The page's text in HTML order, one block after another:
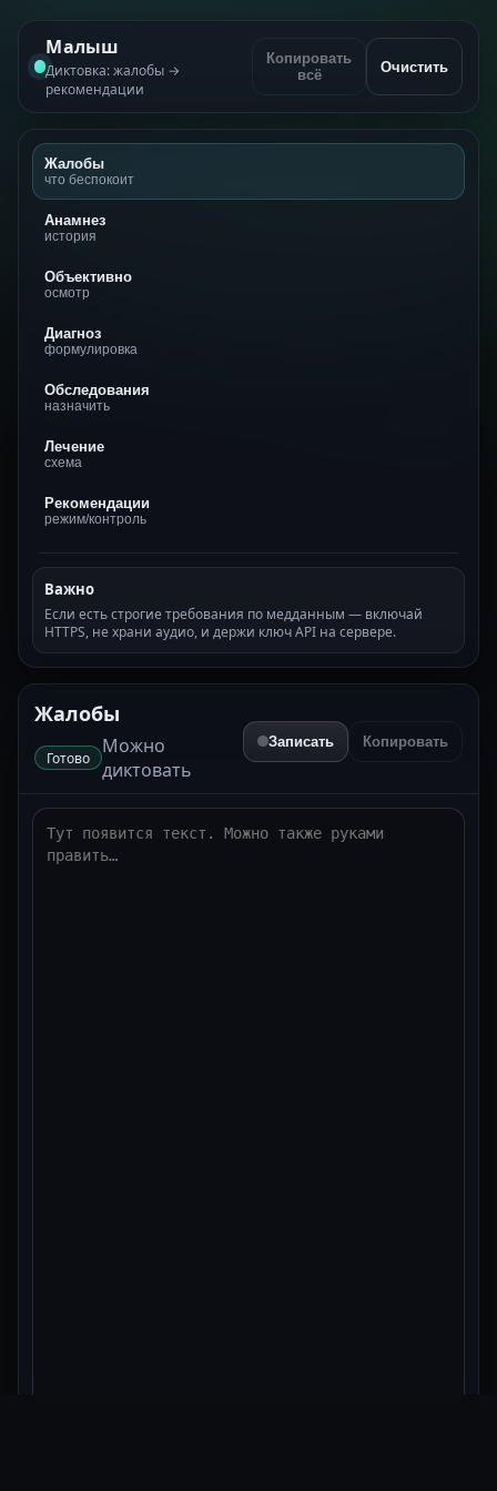
Малыш
Диктовка: жалобы →
рекомендации
Копировать
всё
Очистить
Жалобы
что беспокоит
Анамнез
история
Объективно
осмотр
Диагноз
формулировка
Обследования
назначить
Лечение
схема
Рекомендации
режим/контроль
Важно
Если есть строгие требования по медданным — включай
HTTPS, не храни аудио, и держи ключ API на сервере.
Жалобы
Готово
Можно
диктовать
Записать Копировать